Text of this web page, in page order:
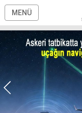
MENÜ